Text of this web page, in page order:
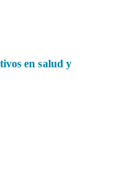
en salud y